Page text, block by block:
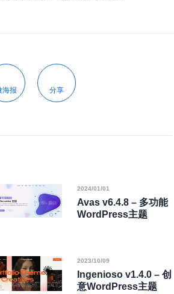
海报 分享
2024/01/01
Avas v6.4.8 – 多功能
WordPress主题
2023/10/09
Ingenioso v1.4.0 – 创
意WordPress主题